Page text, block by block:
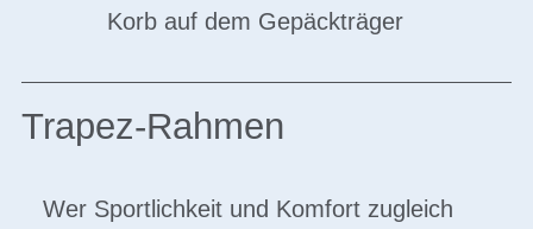
Korb auf dem Gepäckträger
Trapez-Rahmen
Wer Sportlichkeit und Komfort zugleich